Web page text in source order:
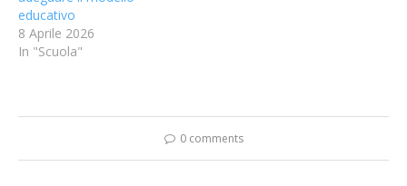
educativo
8 Aprile 2026
In "Scuola"
0 comments